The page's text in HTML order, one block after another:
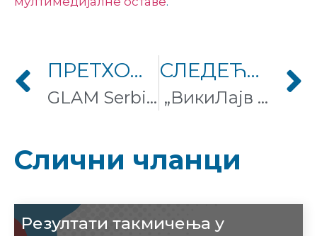
ПРЕТХОДНИ ЧЛАНАК
GLAM Serbia – Институције културе отвориле архиве
СЛЕДЕЋИ ЧЛАНАК
„ВикиЛајв 2016” – Конференција уредника Википедије
Слични чланци
Резултати такмичења у